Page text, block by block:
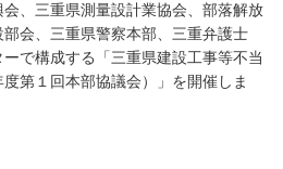
、三重県測量設計業協会、部落解放
会、三重県警察本部、三重弁護士
で構成する「三重県建設工事等不当
第１回本部協議会）」を開催しま